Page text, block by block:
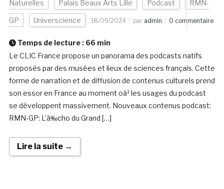
Naturelles Palais Beaux Arts Lille Podcast RMN-
GP Universcience 18/09/2024 par admin 0 commentaire
Temps de lecture : 66 min
Le CLIC France propose un panorama des podcasts natifs
proposés par des musées et lieux de sciences français. Cette
forme de narration et de diffusion de contenus culturels prend
son essor en France au moment oà¹ les usages du podcast
se développent massivement. Nouveaux contenus podcast:
RMN-GP: L’à‰cho du Grand […]
Lire la suite →